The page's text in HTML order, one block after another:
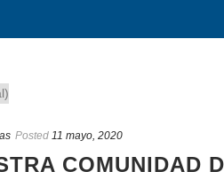
Posted 11 mayo, 2020
COMUNIDAD